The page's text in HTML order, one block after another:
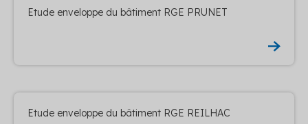
Etude enveloppe du bâtiment RGE PRUNET
Etude enveloppe du bâtiment RGE REILHAC